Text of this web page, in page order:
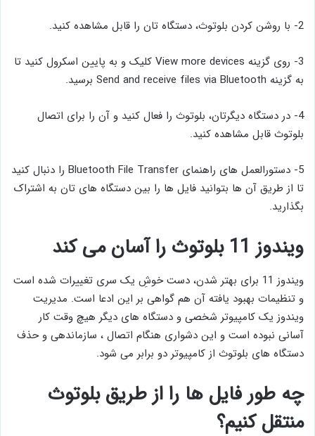
2- با روشن کردن بلوتوث، دستگاه تان را قابل مشاهده کنید.
3- روی گزینه View more devices کلیک و به پایین اسکرول کنید تا
به گزینه Send and receive files via Bluetooth برسید.
4- در دستگاه دیگرتان، بلوتوث را فعال کنید و آن را برای اتصال
بلوتوث قابل مشاهده کنید.
5- دستورالعمل های راهنمای Bluetooth File Transfer را دنبال کنید
تا از طریق آن ها بتوانید فایل ها را بین دستگاه های تان به اشتراک
بگذارید.
ویندوز 11 بلوتوث را آسان می کند
ویندوز 11 برای بهتر شدن، دست خوشِ یک سری تغییرات شده است
و تنظیمات بهبود یافته آن هم گواهی بر این ادعا است. مدیریت
ویندوز یک کامپیوتر شخصی و دستگاه های دیگر هیچ وقت کار
آسانی نبوده است و این دشواری هنگام اتصال ، سازماندهی و حذف
دستگاه های بلوتوث از کامپیوتر دو برابر می شود.
چه طور فایل ها را از طریق بلوتوث
منتقل کنیم؟